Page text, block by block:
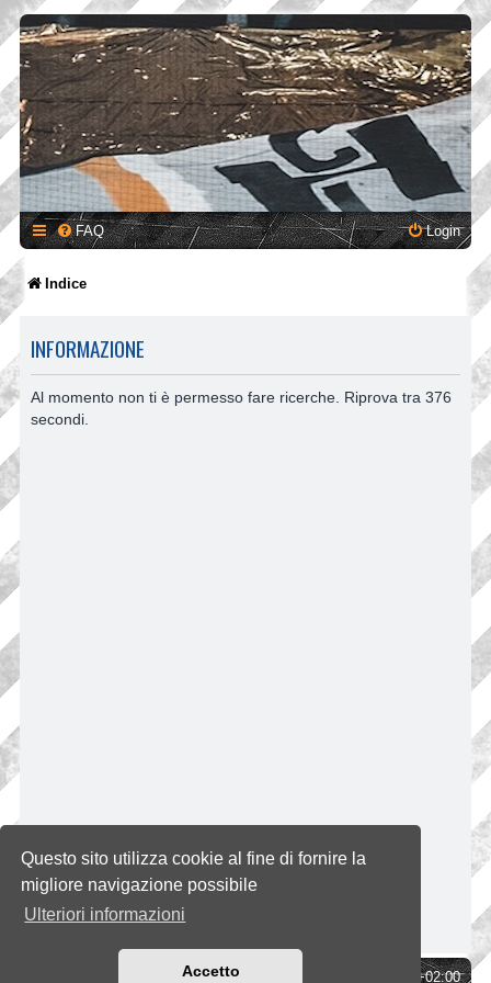
Questo sito utilizza cookie al fine di fornire la
migliore navigazione possibile
Ulteriori informazioni
Accetto
FAQ Login
Indice
INFORMAZIONE
Al momento non ti è permesso fare ricerche. Riprova tra 376
secondi.
UTC+02:00